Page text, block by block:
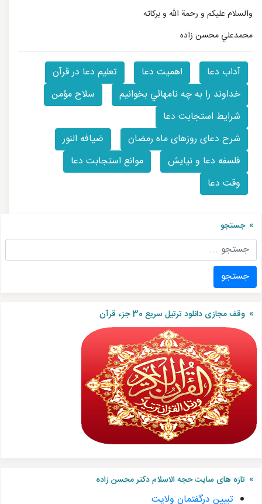
والسلام عليكم و رحمة الله و بركاته
محمدعلي محسن زاده
آداب دعا اهميت دعا
تعليم دعا در قرآن
خداوند را به چه نامهائي بخوانيم
سلاح مؤمن
شرايط استجابت دعا
شرح دعای روزهای ماه رمضان
ضیافه النور
فلسفه دعا و نيايش
موانع استجابت دعا
وقت دعا
جستجو
جستجو
وقف مجازی دانلود ترتیل سریع 30 جزء قرآن
تازه های سایت حجه الاسلام دکتر محسن زاده
تبیین درگفتمان ولایت